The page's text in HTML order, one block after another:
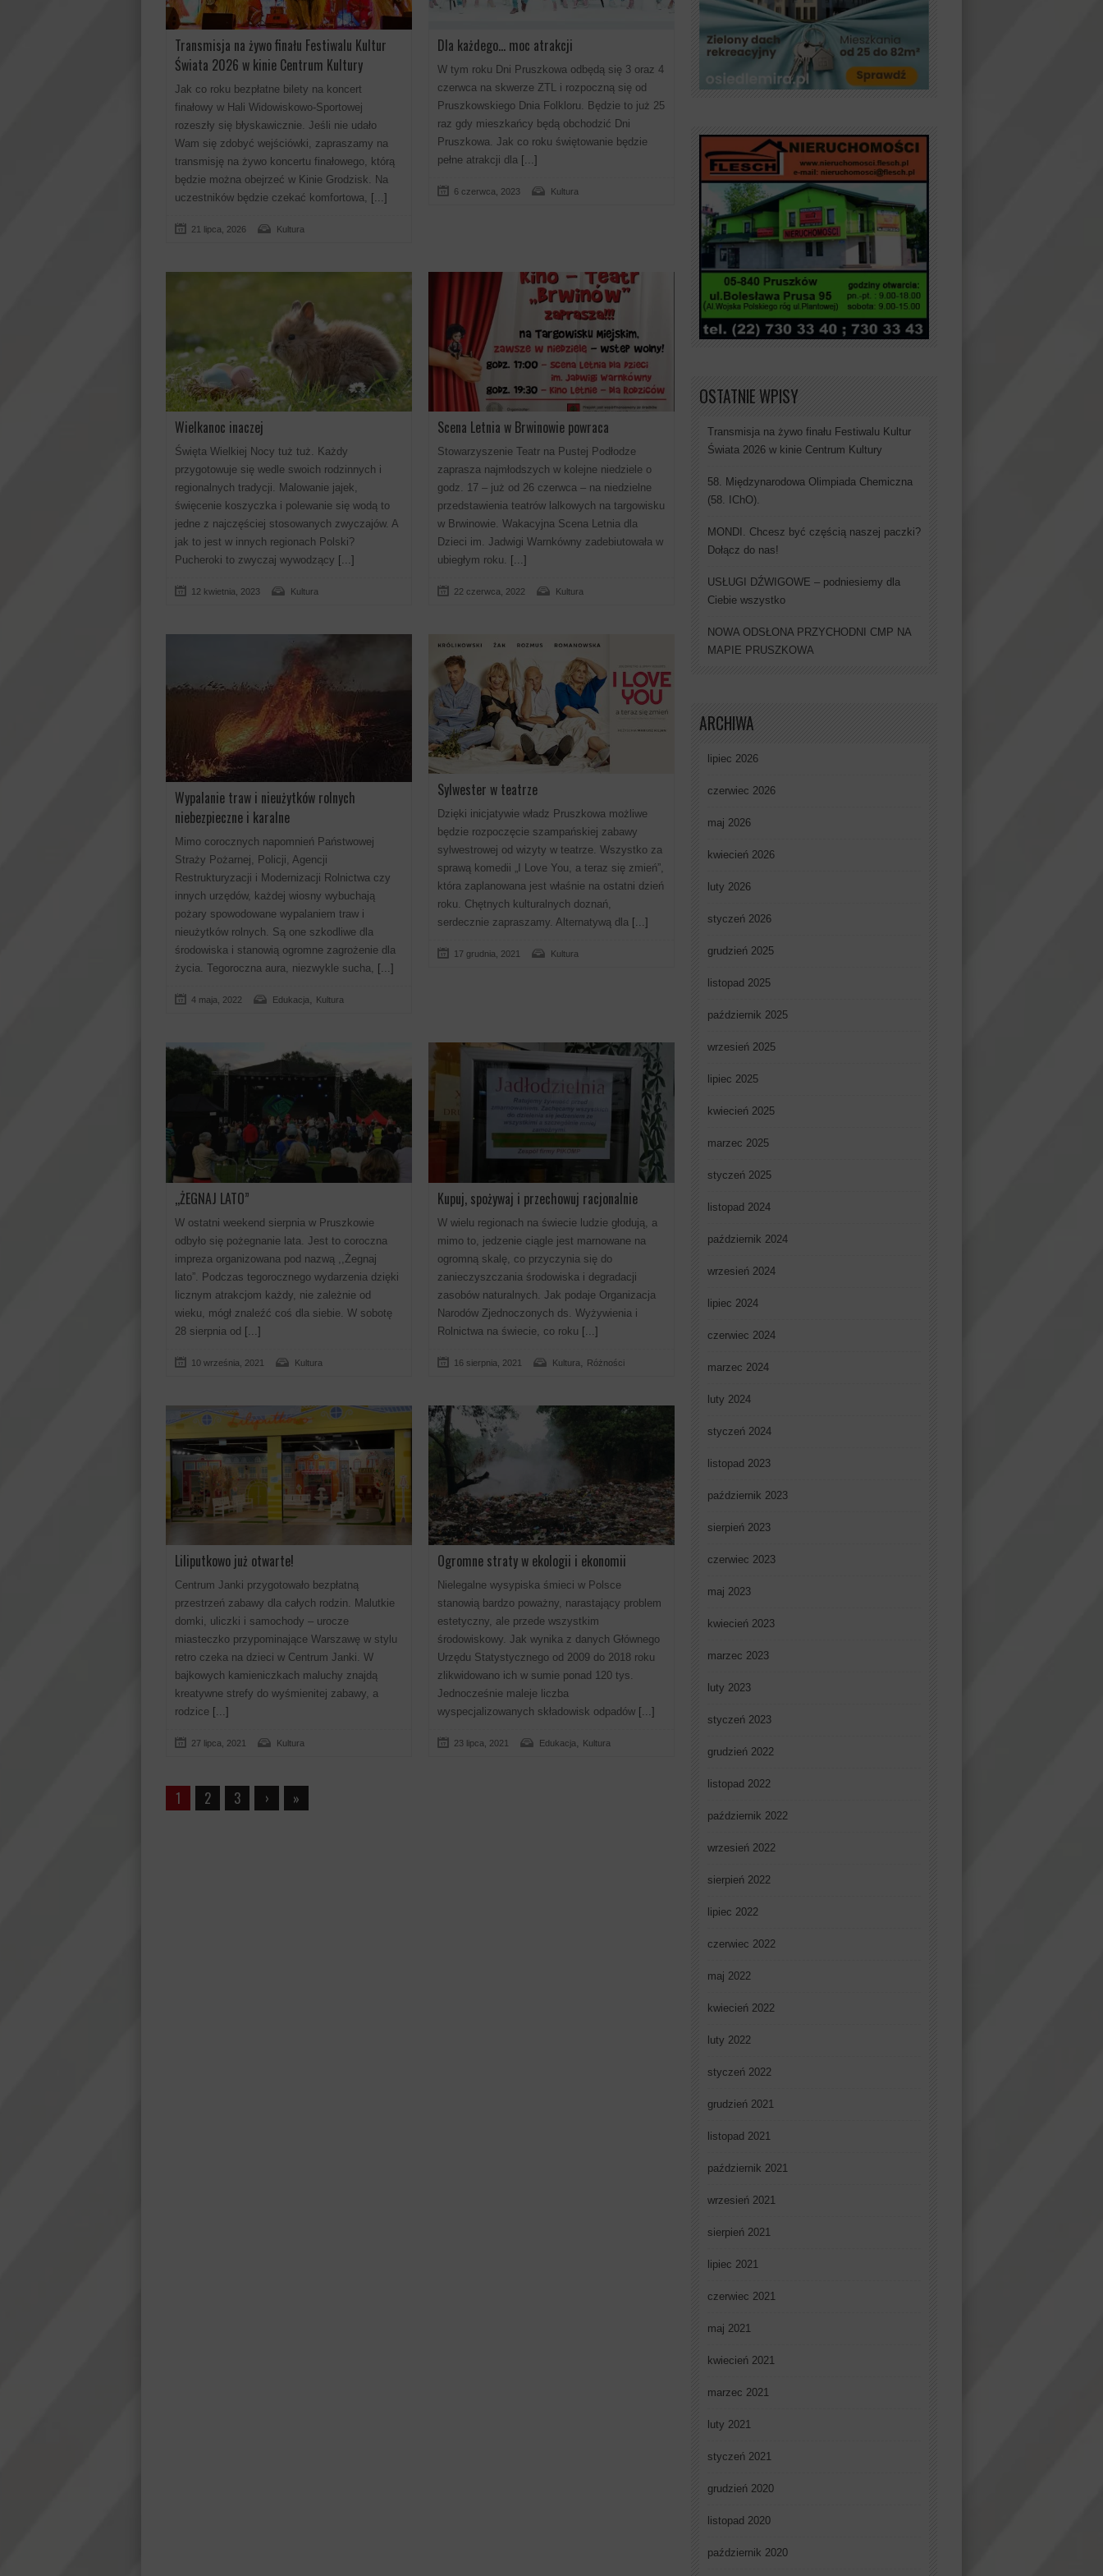
Transmisja na żywo finału Festiwalu Kultur
Świata 2026 w kinie Centrum Kultury
Jak co roku bezpłatne bilety na koncert
finałowy w Hali Widowiskowo-Sportowej
rozeszły się błyskawicznie. Jeśli nie udało
Wam się zdobyć wejściówki, zapraszamy na
transmisję na żywo koncertu finałowego, którą
będzie można obejrzeć w Kinie Grodzisk. Na
uczestników będzie czekać komfortowa, [...]
21 lipca, 2026 Kultura
Dla każdego… moc atrakcji
W tym roku Dni Pruszkowa odbędą się 3 oraz 4
czerwca na skwerze ZTL i rozpoczną się od
Pruszkowskiego Dnia Folkloru. Będzie to już 25
raz gdy mieszkańcy będą obchodzić Dni
Pruszkowa. Jak co roku świętowanie będzie
pełne atrakcji dla [...]
6 czerwca, 2023 Kultura
Wielkanoc inaczej
Święta Wielkiej Nocy tuż tuż. Każdy
przygotowuje się wedle swoich rodzinnych i
regionalnych tradycji. Malowanie jajek,
święcenie koszyczka i polewanie się wodą to
jedne z najczęściej stosowanych zwyczajów. A
jak to jest w innych regionach Polski?
Pucheroki to zwyczaj wywodzący [...]
12 kwietnia, 2023 Kultura
Scena Letnia w Brwinowie powraca
Stowarzyszenie Teatr na Pustej Podłodze
zaprasza najmłodszych w kolejne niedziele o
godz. 17 – już od 26 czerwca – na niedzielne
przedstawienia teatrów lalkowych na targowisku
w Brwinowie. Wakacyjna Scena Letnia dla
Dzieci im. Jadwigi Warnkówny zadebiutowała w
ubiegłym roku. [...]
22 czerwca, 2022 Kultura
Wypalanie traw i nieużytków rolnych
niebezpieczne i karalne
Mimo corocznych napomnień Państwowej
Straży Pożarnej, Policji, Agencji
Restrukturyzacji i Modernizacji Rolnictwa czy
innych urzędów, każdej wiosny wybuchają
pożary spowodowane wypalaniem traw i
nieużytków rolnych. Są one szkodliwe dla
środowiska i stanowią ogromne zagrożenie dla
życia. Tegoroczna aura, niezwykle sucha, [...]
4 maja, 2022 Edukacja, Kultura
Sylwester w teatrze
Dzięki inicjatywie władz Pruszkowa możliwe
będzie rozpoczęcie szampańskiej zabawy
sylwestrowej od wizyty w teatrze. Wszystko za
sprawą komedii „I Love You, a teraz się zmień”,
która zaplanowana jest właśnie na ostatni dzień
roku. Chętnych kulturalnych doznań,
serdecznie zapraszamy. Alternatywą dla [...]
17 grudnia, 2021 Kultura
,,ŻEGNAJ LATO”
W ostatni weekend sierpnia w Pruszkowie
odbyło się pożegnanie lata. Jest to coroczna
impreza organizowana pod nazwą ,,Żegnaj
lato”. Podczas tegorocznego wydarzenia dzięki
licznym atrakcjom każdy, nie zależnie od
wieku, mógł znaleźć coś dla siebie. W sobotę
28 sierpnia od [...]
10 września, 2021 Kultura
Kupuj, spożywaj i przechowuj racjonalnie
W wielu regionach na świecie ludzie głodują, a
mimo to, jedzenie ciągle jest marnowane na
ogromną skalę, co przyczynia się do
zanieczyszczania środowiska i degradacji
zasobów naturalnych. Jak podaje Organizacja
Narodów Zjednoczonych ds. Wyżywienia i
Rolnictwa na świecie, co roku [...]
16 sierpnia, 2021 Kultura Różności
Liliputkowo już otwarte!
Centrum Janki przygotowało bezpłatną
przestrzeń zabawy dla całych rodzin. Malutkie
domki, uliczki i samochody – urocze
miasteczko przypominające Warszawę w stylu
retro czeka na dzieci w Centrum Janki. W
bajkowych kamieniczkach maluchy znajdą
kreatywne strefy do wyśmienitej zabawy, a
rodzice [...]
27 lipca, 2021 Kultura
Ogromne straty w ekologii i ekonomii
Nielegalne wysypiska śmieci w Polsce
stanowią bardzo poważny, narastający problem
estetyczny, ale przede wszystkim
środowiskowy. Jak wynika z danych Głównego
Urzędu Statystycznego od 2009 do 2018 roku
zlikwidowano ich w sumie ponad 120 tys.
Jednocześnie maleje liczba
wyspecjalizowanych składowisk odpadów [...]
23 lipca, 2021 Edukacja Kultura
1 2 3 › »
OSTATNIE WPISY
Transmisja na żywo finału Festiwalu Kultur
Świata 2026 w kinie Centrum Kultury
58. Międzynarodowa Olimpiada Chemiczna
(58. IChO).
MONDI. Chcesz być częścią naszej paczki?
Dołącz do nas!
USŁUGI DŹWIGOWE – podniesiemy dla
Ciebie wszystko
NOWA ODSŁONA PRZYCHODNI CMP NA
MAPIE PRUSZKOWA
ARCHIWA
lipiec 2026
czerwiec 2026
maj 2026
kwiecień 2026
luty 2026
styczeń 2026
grudzień 2025
listopad 2025
październik 2025
wrzesień 2025
lipiec 2025
kwiecień 2025
marzec 2025
styczeń 2025
listopad 2024
październik 2024
wrzesień 2024
lipiec 2024
czerwiec 2024
marzec 2024
luty 2024
styczeń 2024
listopad 2023
październik 2023
sierpień 2023
czerwiec 2023
maj 2023
kwiecień 2023
marzec 2023
luty 2023
styczeń 2023
grudzień 2022
listopad 2022
październik 2022
wrzesień 2022
sierpień 2022
lipiec 2022
czerwiec 2022
maj 2022
kwiecień 2022
luty 2022
styczeń 2022
grudzień 2021
listopad 2021
październik 2021
wrzesień 2021
sierpień 2021
lipiec 2021
czerwiec 2021
maj 2021
kwiecień 2021
marzec 2021
luty 2021
styczeń 2021
grudzień 2020
listopad 2020
październik 2020